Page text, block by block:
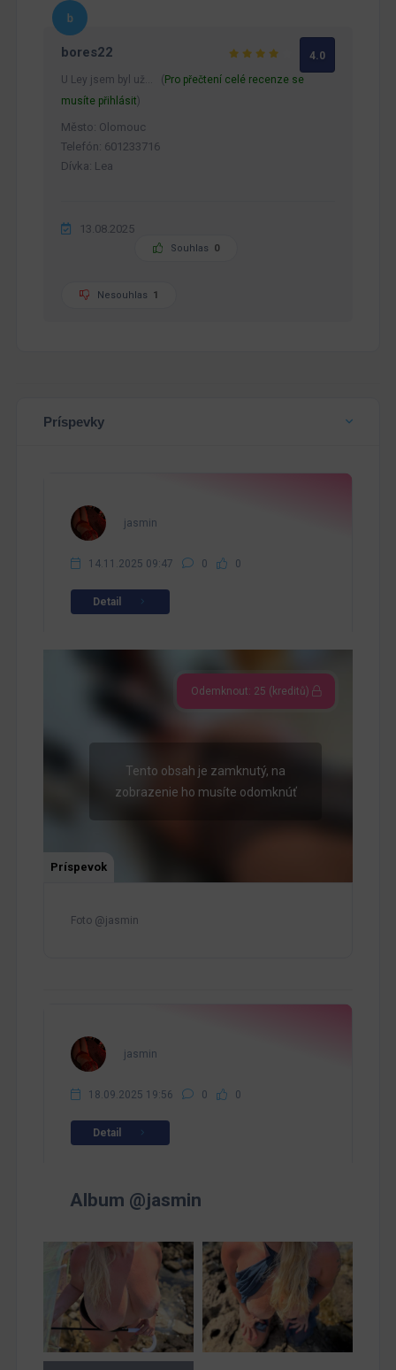
bores22
4.0
U Ley jsem byl už… ( Pro přečtení celé recenze se
musíte přihlásit )
Město: Olomouc
Telefón: 601233716
Dívka: Lea
13.08.2025
Souhlas 0
Nesouhlas 1
Príspevky
jasmin
14.11.2025 09:47 0 0
Detail
Odemknout: 25 (kreditů)
Tento obsah je zamknutý, na
zobrazenie ho musíte odomknúť
Príspevok
Foto @jasmin
jasmin
18.09.2025 19:56 0 0
Detail
Album @jasmin